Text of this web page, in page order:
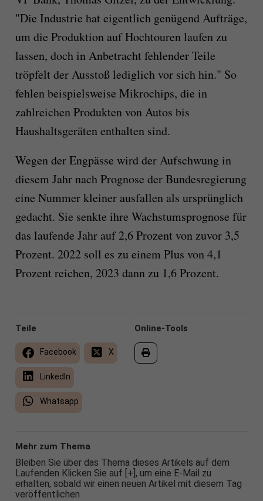
"Die Industrie hat eigentlich genügend Aufträge,
um die Produktion auf Hochtouren laufen zu
lassen, doch in Anbetracht fehlender Teile
tröpfelt der Ausstoß lediglich vor sich hin." So
fehlen beispielsweise Mikrochips, die in
zahlreichen Produkten von Autos bis
Haushaltsgeräten enthalten sind.
Wegen der Engpässe wird der Aufschwung in
diesem Jahr nach Prognose der Bundesregierung
eine Nummer kleiner ausfallen als ursprünglich
gedacht. Sie senkte ihre Wachstumsprognose für
das laufende Jahr auf 2,6 Prozent von zuvor 3,5
Prozent. 2022 soll es zu einem Plus von 4,1
Prozent reichen, 2023 dann zu 1,6 Prozent.
Online-Tools
Teile
Facebook X
LinkedIn
Whatsapp
Mehr zum Thema
Bleiben Sie über das Thema dieses Artikels auf dem
Laufenden Klicken Sie auf [+], um eine E-Mail zu
erhalten, sobald wir einen neuen Artikel mit diesem Tag
veröffentlichen